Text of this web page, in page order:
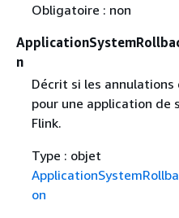
Obligatoire : non
n
Décrit si les
pour une application de
Flink.
Type : objet
on